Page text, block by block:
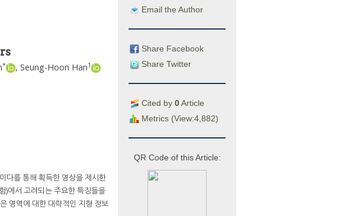
Email the Author
Share Facebook
Share Twitter
Cited by 0Article
Metrics (View:4,882)
QR Code of this Article:
* , Seung-Hoon Han1
를 통해 획득한 영상을 제시한
)에서 고려되는 주요한 특징들을
영역에 대한 대략적인 지형 정보